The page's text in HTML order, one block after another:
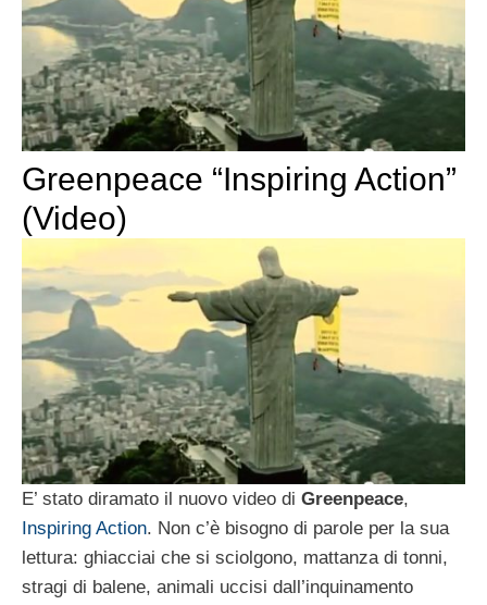
Greenpeace “Inspiring Action”
(Video)
E’ stato diramato il nuovo video di Greenpeace,
Inspiring Action. Non c’è bisogno di parole per la sua
lettura: ghiacciai che si sciolgono, mattanza di tonni,
stragi di balene, animali uccisi dall’inquinamento